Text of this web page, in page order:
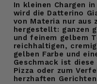
In kleinen Chargen
wird die Datterino
von Materia nur aus
hergestellt: ganzen
und feinem gelbem
reichhaltigen,
gelben Farbe und
Geschmack ist
Pizza oder zum
herzhaften